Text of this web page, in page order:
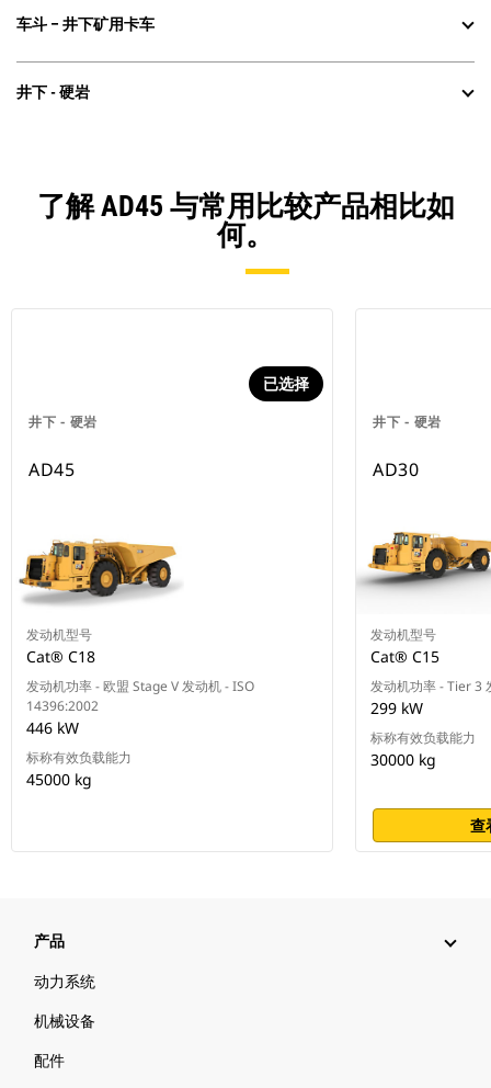
车斗 – 井下矿用卡车
井下 - 硬岩
了解 AD45 与常用比较产品相比如
何。
井下 - 硬岩
已选择
AD45
发动机型号
Cat® C18
发动机功率 - 欧盟 Stage V 发动机 - ISO
14396:2002
446 kW
标称有效负载能力
45000 kg
井下 - 硬岩
AD30
发动机型号
Cat® C15
发动机功率 - Tier 3
299 kW
标称有效负载能力
30000 kg
查
产品
动力系统
机械设备
配件